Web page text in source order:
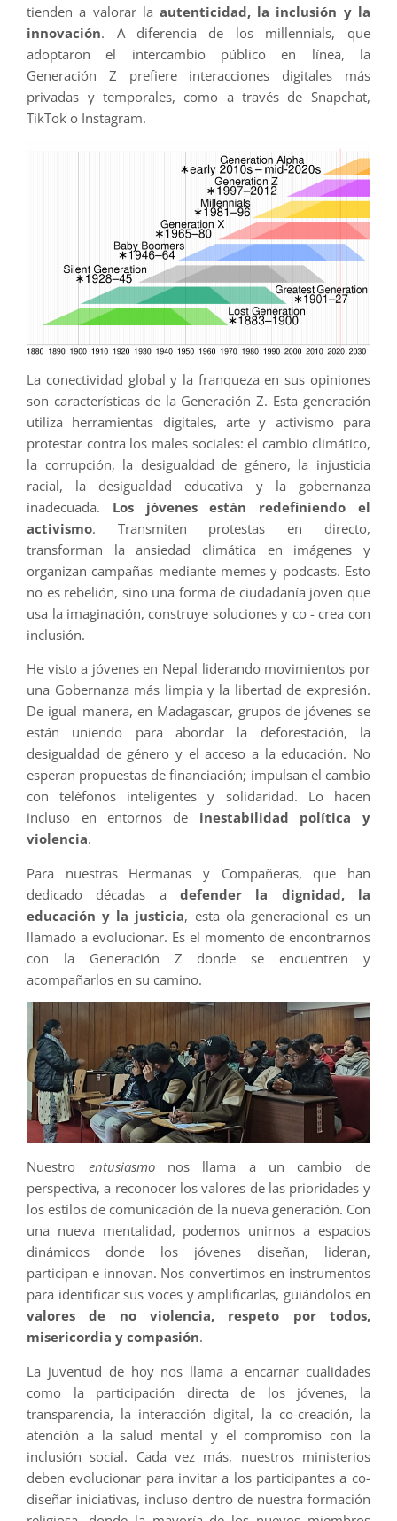
tienden a valorar la autenticidad, la inclusión y la
innovación. A diferencia de los millennials, que
adoptaron el intercambio público en línea, la
Generación Z prefiere interacciones digitales más
privadas y temporales, como a través de Snapchat,
TikTok o Instagram.
La conectividad global y la franqueza en sus opiniones
son características de la Generación Z. Esta generación
utiliza herramientas digitales, arte y activismo para
protestar contra los males sociales: el cambio climático,
la corrupción, la desigualdad de género, la injusticia
racial, la desigualdad educativa y la gobernanza
inadecuada. Los jóvenes están redefiniendo el
activismo. Transmiten protestas en directo,
transforman la ansiedad climática en imágenes y
organizan campañas mediante memes y podcasts. Esto
no es rebelión, sino una forma de ciudadanía joven que
usa la imaginación, construye soluciones y co - crea con
inclusión.
He visto a jóvenes en Nepal liderando movimientos por
una Gobernanza más limpia y la libertad de expresión.
De igual manera, en Madagascar, grupos de jóvenes se
están uniendo para abordar la deforestación, la
desigualdad de género y el acceso a la educación. No
esperan propuestas de financiación; impulsan el cambio
con teléfonos inteligentes y solidaridad. Lo hacen
incluso en entornos de inestabilidad política y
violencia.
Para nuestras Hermanas y Compañeras, que han
dedicado décadas a defender la dignidad, la
educación y la justicia, esta ola generacional es un
llamado a evolucionar. Es el momento de encontrarnos
con la Generación Z donde se encuentren y
acompañarlos en su camino.
Nuestro entusiasmo nos llama a un cambio de
perspectiva, a reconocer los valores de las prioridades y
los estilos de comunicación de la nueva generación. Con
una nueva mentalidad, podemos unirnos a espacios
dinámicos donde los jóvenes diseñan, lideran,
participan e innovan. Nos convertimos en instrumentos
para identificar sus voces y amplificarlas, guiándolos en
valores de no violencia, respeto por todos,
misericordia y compasión.
La juventud de hoy nos llama a encarnar cualidades
como la participación directa de los jóvenes, la
transparencia, la interacción digital, la co-creación, la
atención a la salud mental y el compromiso con la
inclusión social. Cada vez más, nuestros ministerios
deben evolucionar para invitar a los participantes a co-
diseñar iniciativas, incluso dentro de nuestra formación